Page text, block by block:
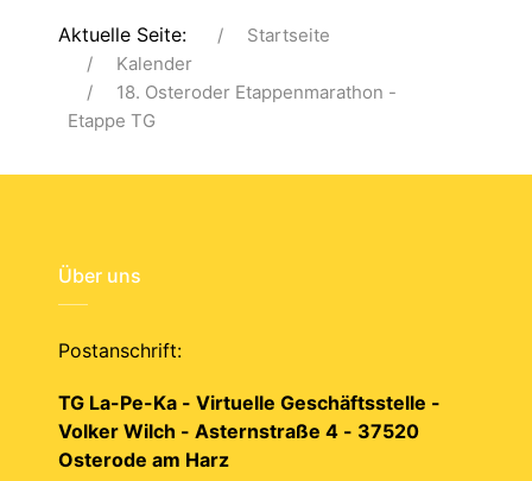
Aktuelle Seite:
Startseite
Kalender
18. Osteroder Etappenmarathon -
Etappe TG
Über uns
Postanschrift:
TG La-Pe-Ka - Virtuelle Geschäftsstelle -
Volker Wilch - Asternstraße 4 - 37520
Osterode am Harz